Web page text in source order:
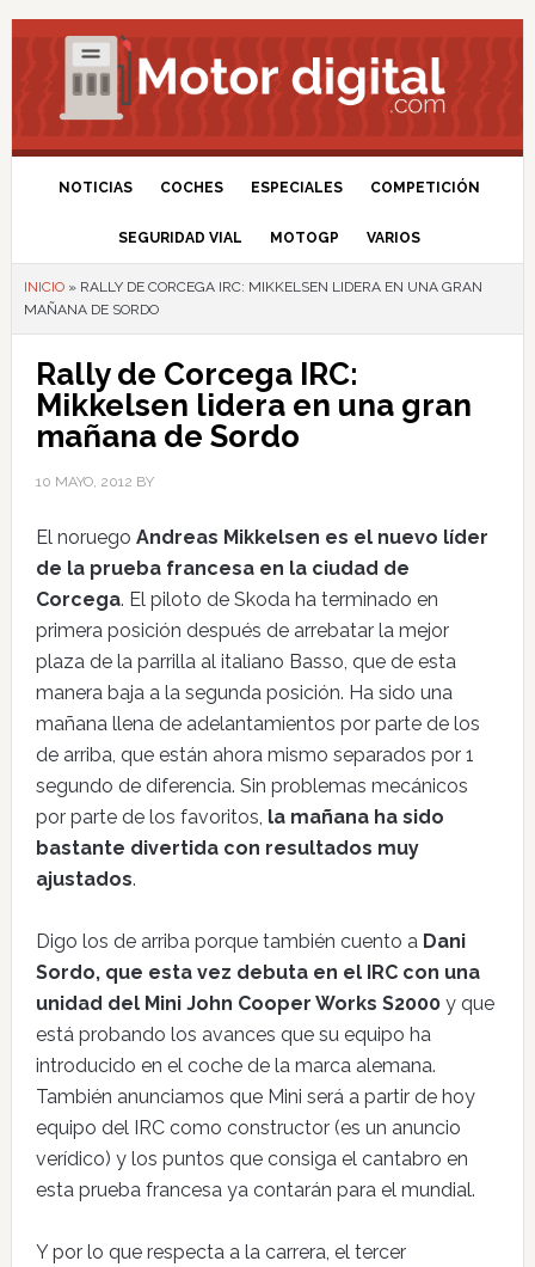
NOTICIAS COCHES ESPECIALES COMPETICIÓN
SEGURIDAD VIAL MOTOGP VARIOS
INICIO» RALLY DE CORCEGA IRC: MIKKELSEN LIDERA EN UNA GRAN
MAÑANA DE SORDO
Rally de Corcega IRC:
Mikkelsen lidera en una gran
mañana de Sordo
10 MAYO, 2012 BY
El noruego Andreas Mikkelsen es el nuevo líder
de la prueba francesa en la ciudad de
Corcega. El piloto de Skoda ha terminado en
primera posición después de arrebatar la mejor
plaza de la parrilla al italiano Basso, que de esta
manera baja a la segunda posición. Ha sido una
mañana llena de adelantamientos por parte de los
de arriba, que están ahora mismo separados por 1
segundo de diferencia. Sin problemas mecánicos
por parte de los favoritos, la mañana ha sido
bastante divertida con resultados muy
ajustados.
Digo los de arriba porque también cuento a Dani
Sordo, que esta vez debuta en el IRC con una
unidad del Mini John Cooper Works S2000y que
está probando los avances que su equipo ha
introducido en el coche de la marca alemana.
También anunciamos que Mini será a partir de hoy
equipo del IRC como constructor (es un anuncio
verídico) y los puntos que consiga el cantabro en
esta prueba francesa ya contarán para el mundial.
Y por lo que respecta a la carrera, el tercer